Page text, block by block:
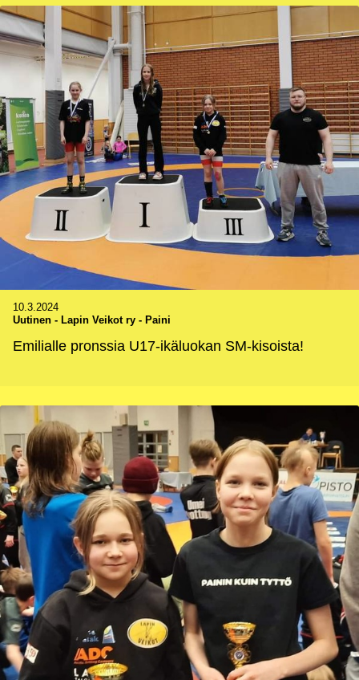
10.3.2024
Uutinen - Lapin Veikot ry - Paini
Emilialle pronssia U17-ikäluokan SM-kisoista!